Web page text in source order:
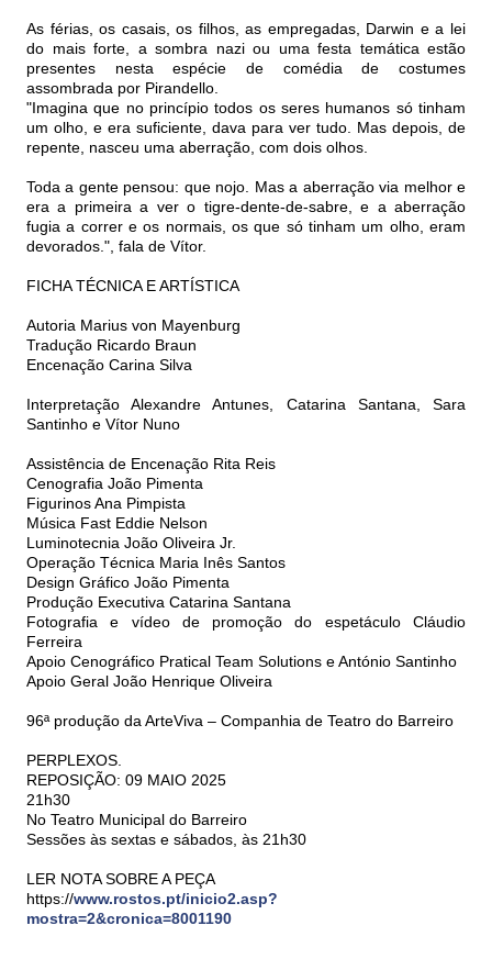
As férias, os casais, os filhos, as empregadas, Darwin e a lei
do mais forte, a sombra nazi ou uma festa temática estão
presentes nesta espécie de comédia de costumes
assombrada por Pirandello.
"Imagina que no princípio todos os seres humanos só tinham
um olho, e era suficiente, dava para ver tudo. Mas depois, de
repente, nasceu uma aberração, com dois olhos.
Toda a gente pensou: que nojo. Mas a aberração via melhor e
era a primeira a ver o tigre-dente-de-sabre, e a aberração
fugia a correr e os normais, os que só tinham um olho, eram
devorados.", fala de Vítor.
FICHA TÉCNICA E ARTÍSTICA
Autoria Marius von Mayenburg
Tradução Ricardo Braun
Encenação Carina Silva
Interpretação Alexandre Antunes, Catarina Santana, Sara
Santinho e Vítor Nuno
Assistência de Encenação Rita Reis
Cenografia João Pimenta
Figurinos Ana Pimpista
Música Fast Eddie Nelson
Luminotecnia João Oliveira Jr.
Operação Técnica Maria Inês Santos
Design Gráfico João Pimenta
Produção Executiva Catarina Santana
Fotografia e vídeo de promoção do espetáculo Cláudio
Ferreira
Apoio Cenográfico Pratical Team Solutions e António Santinho
Apoio Geral João Henrique Oliveira
96ª produção da ArteViva – Companhia de Teatro do Barreiro
PERPLEXOS.
REPOSIÇÃO: 09 MAIO 2025
21h30
No Teatro Municipal do Barreiro
Sessões às sextas e sábados, às 21h30
LER NOTA SOBRE A PEÇA
https://www.rostos.pt/inicio2.asp?
mostra=2&cronica=8001190